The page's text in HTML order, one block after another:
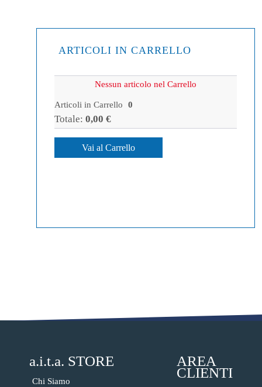
ARTICOLI IN CARRELLO
Nessun articolo nel Carrello
Articoli in Carrello 0
Totale: 0,00 €
Vai al Carrello
a.i.t.a. STORE
Chi Siamo
AREA
CLIENTI